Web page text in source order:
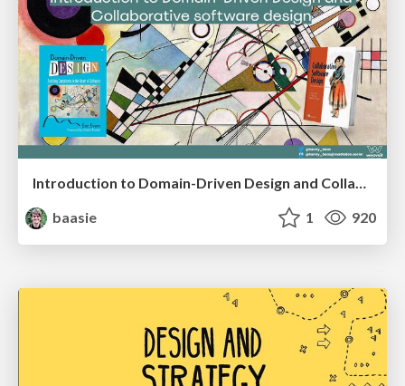
baasie
1 920